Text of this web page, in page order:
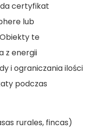
certyfikat
lub
te
z energii
i ograniczania ilości
podczas
rurales, fincas)